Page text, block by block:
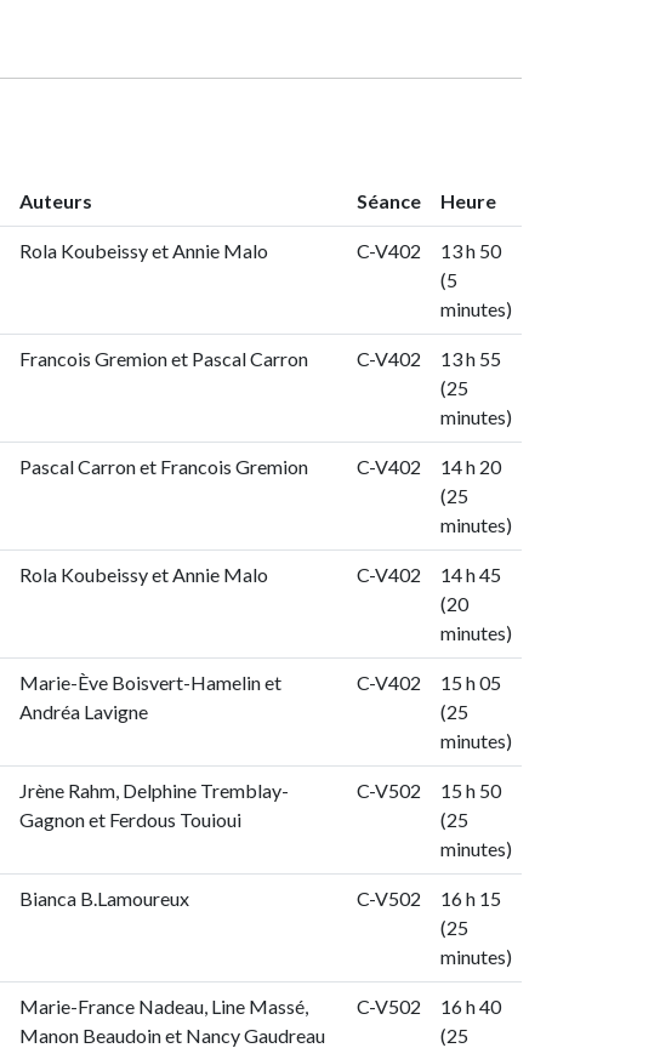
Auteurs Séance Heure
Rola Koubeissy et Annie Malo C-V402
13 h 50
(5
minutes)
Francois Gremion et Pascal Carron C-V402
13 h 55
(25
minutes)
Pascal Carron et Francois Gremion C-V402
14 h 20
(25
minutes)
Rola Koubeissy et Annie Malo C-V402
14 h 45
(20
minutes)
Marie-Ève Boisvert-Hamelin et
Andréa Lavigne
C-V402
15 h 05
(25
minutes)
Jrène Rahm, Delphine Tremblay-
Gagnon et Ferdous Touioui
C-V502
15 h 50
(25
minutes)
Bianca B.Lamoureux C-V502
16 h 15
(25
minutes)
Marie-France Nadeau, Line Massé,
Manon Beaudoin et Nancy Gaudreau
C-V502
16 h 40
(25